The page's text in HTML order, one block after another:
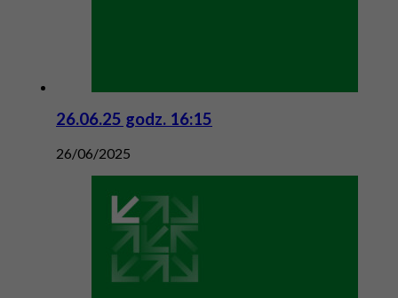
26.06.25 godz. 16:15
26/06/2025